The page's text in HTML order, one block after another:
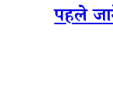
पहले